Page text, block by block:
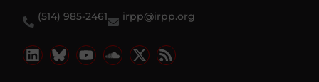
(514) 985-2461
irpp@irpp.org